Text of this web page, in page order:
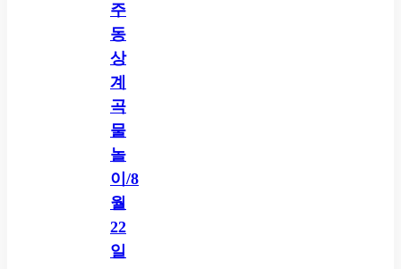
주
동
상
계
곡
물
놀
이/8
월
22
일